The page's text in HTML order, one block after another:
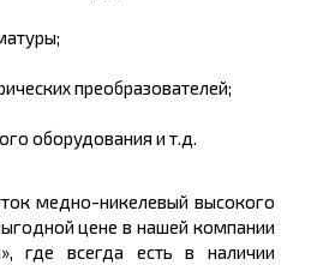
преобразователей;
оборудования и т.д.
медно-никелевый высокого
ценев нашей компании
где всегда есть в наличии